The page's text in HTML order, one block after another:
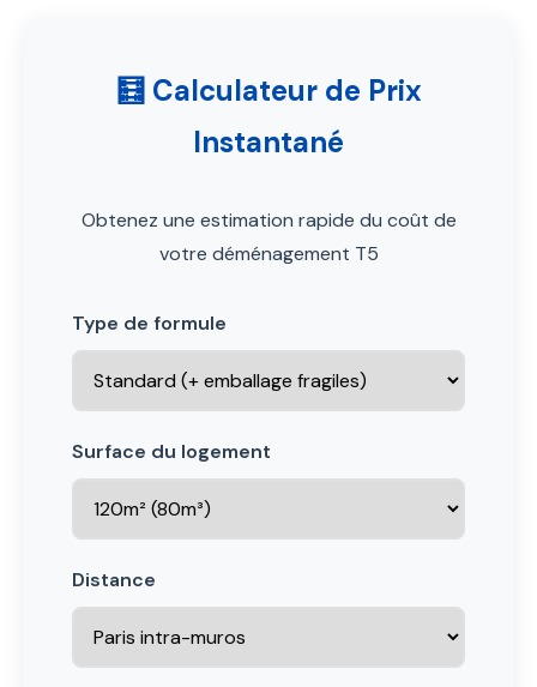
🧮 Calculateur de Prix
Instantané
Obtenez une estimation rapide du coût de
votre déménagement T5
Type de formule
Surface du logement
Distance